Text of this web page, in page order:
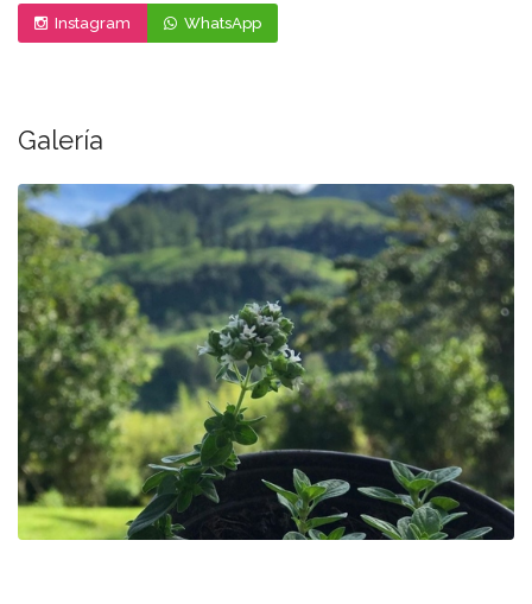
Instagram WhatsApp
Galería